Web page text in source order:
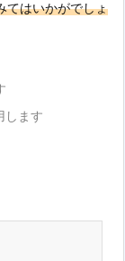
てはいかがでしょ
します